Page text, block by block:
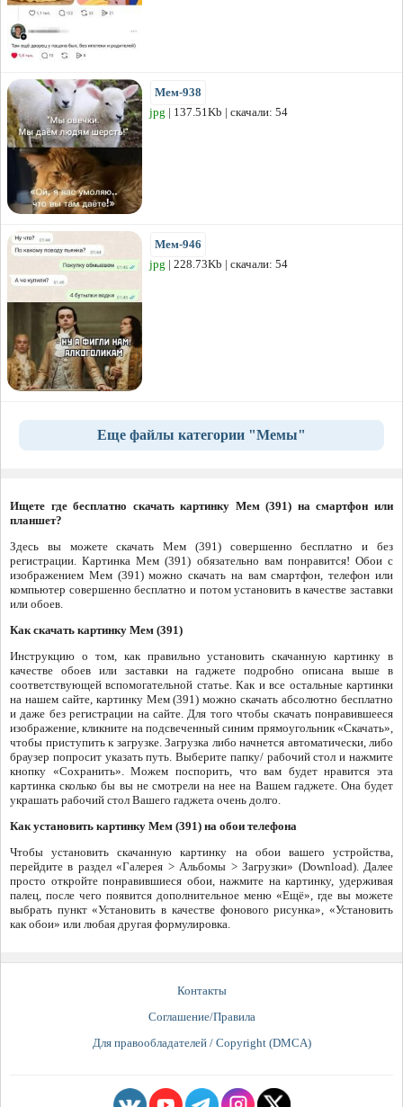
Мем-938
jpg | 137.51Kb | скачали: 54
Мем-946
jpg | 228.73Kb | скачали: 54
Еще файлы категории "Мемы"
Ищете где бесплатно скачать картинку Мем (391) на смартфон или
планшет?
Здесь вы можете скачать Мем (391) совершенно бесплатно и без
регистрации. Картинка Мем (391) обязательно вам понравится! Обои с
изображением Мем (391) можно скачать на вам смартфон, телефон или
компьютер совершенно бесплатно и потом установить в качестве заставки
или обоев.
Как скачать картинку Мем (391)
Инструкцию о том, как правильно установить скачанную картинку в
качестве обоев или заставки на гаджете подробно описана выше в
соответствующей вспомогательной статье. Как и все остальные картинки
на нашем сайте, картинку Мем (391) можно скачать абсолютно бесплатно
и даже без регистрации на сайте. Для того чтобы скачать понравившееся
изображение, кликните на подсвеченный синим прямоугольник «Скачать»,
чтобы приступить к загрузке. Загрузка либо начнется автоматически, либо
браузер попросит указать путь. Выберите папку/ рабочий стол и нажмите
кнопку «Сохранить». Можем поспорить, что вам будет нравится эта
картинка сколько бы вы не смотрели на нее на Вашем гаджете. Она будет
украшать рабочий стол Вашего гаджета очень долго.
Как установить картинку Мем (391) на обои телефона
Чтобы установить скачанную картинку на обои вашего устройства,
перейдите в раздел «Галерея > Альбомы > Загрузки» (Download). Далее
просто откройте понравившиеся обои, нажмите на картинку, удерживая
палец, после чего появится дополнительное меню «Ещё», где вы можете
выбрать пункт «Установить в качестве фонового рисунка», «Установить
как обои» или любая другая формулировка.
Контакты
Соглашение/Правила
Для правообладателей / Copyright (DMCA)